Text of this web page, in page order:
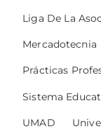
Liga De La
Mercadotecnia
Prácticas
Sistema
UMAD